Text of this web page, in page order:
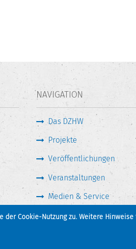
Cookie-Nutzung zu. Weitere
NAVIGATION
Das DZHW
Projekte
Veröffentlichungen
Veranstaltungen
Medien & Service